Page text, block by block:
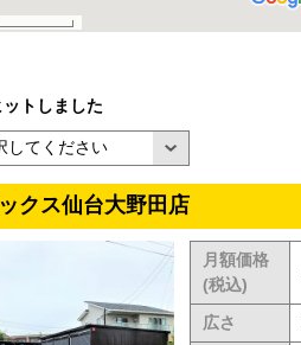
トしました
クス仙台大野田店
月額価格
(税込)
広さ